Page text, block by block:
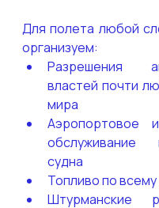
Для полета любой
организуем:
Разрешения
властей почти
мира
Аэропортовое
обслуживание
судна
Топливо по
Штурманские